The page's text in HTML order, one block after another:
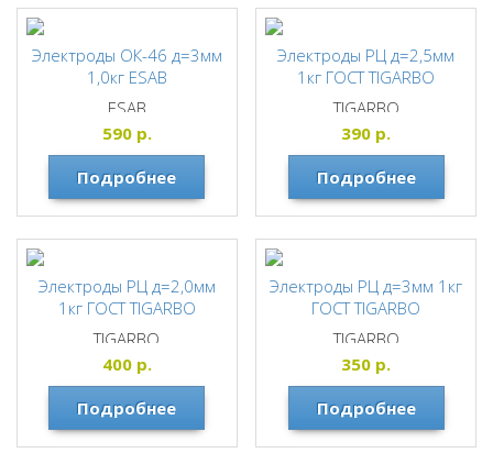
Электроды ОК-46 д=3мм
1,0кг ESAB
ESAB
590р.
Подробнее
Электроды РЦ д=2,5мм
1кг ГОСТ TIGARBO
TIGARBO
390 р.
Подробнее
Электроды РЦ д=2,0мм
1кг ГОСТ TIGARBO
TIGARBO
400р.
Подробнее
Электроды РЦ д=3мм 1кг
ГОСТ TIGARBO
TIGARBO
350 р.
Подробнее